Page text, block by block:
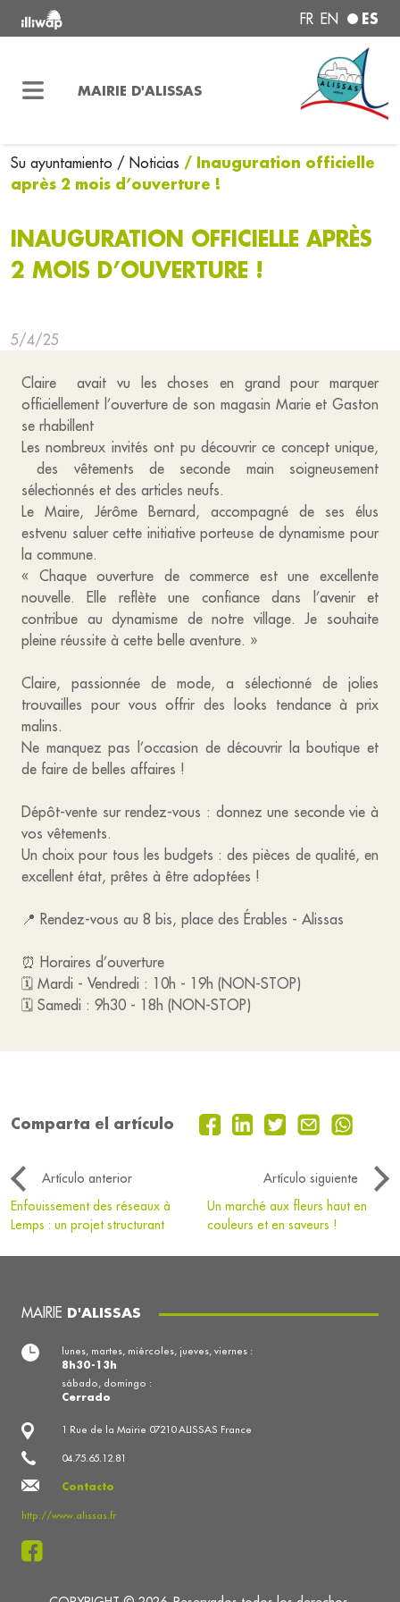
FR EN ES
MAIRIE D'ALISSAS
Su ayuntamiento / Noticias / Inauguration officielle
après 2 mois d’ouverture !
INAUGURATION OFFICIELLE APRÈS
2 MOIS D’OUVERTURE !
5/4/25
Claire avait vu les choses en grand pour marquer
officiellement l’ouverture de son magasin Marie et Gaston
se rhabillent
Les nombreux invités ont pu découvrir ce concept unique,
des vêtements de seconde main soigneusement
sélectionnés et des articles neufs.
Le Maire, Jérôme Bernard, accompagné de ses élus
estvenu saluer cette initiative porteuse de dynamisme pour
la commune.
« Chaque ouverture de commerce est une excellente
nouvelle. Elle reflète une confiance dans l’avenir et
contribue au dynamisme de notre village. Je souhaite
pleine réussite à cette belle aventure. »
Claire, passionnée de mode, a sélectionné de jolies
trouvailles pour vous offrir des looks tendance à prix
malins.
Ne manquez pas l’occasion de découvrir la boutique et
de faire de belles affaires !
Dépôt-vente sur rendez-vous : donnez une seconde vie à
vos vêtements.
Un choix pour tous les budgets : des pièces de qualité, en
excellent état, prêtes à être adoptées !
📍 Rendez-vous au 8 bis, place des Érables - Alissas
⏰ Horaires d’ouverture
🗓 Mardi - Vendredi : 10h - 19h (NON-STOP)
🗓 Samedi : 9h30 - 18h (NON-STOP)
Comparta el artículo
Artículo anterior
Artículo siguiente
Enfouissement des réseaux à
Lemps : un projet structurant
Un marché aux fleurs haut en
couleurs et en saveurs !
MAIRIE D'ALISSAS
1 Rue de la Mairie 07210 ALISSAS France
04.75.65.12.81
Contacto
http://www.alissas.fr
lunes, martes, miércoles, jueves, viernes :
8h30-13h
sábado, domingo :
Cerrado